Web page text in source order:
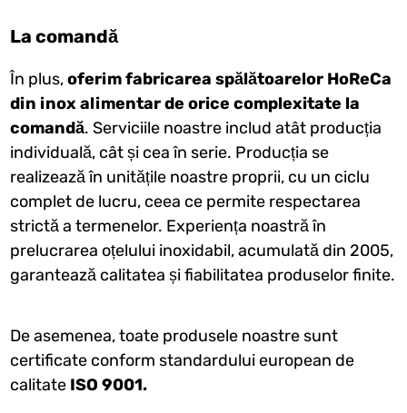
La comandă
În plus,oferim fabricarea spălătoarelor HoReCa
din inox alimentar de orice complexitate la
comandă. Serviciile noastre includ atât producția
individuală, cât și cea în serie. Producția se
realizează în unitățile noastre proprii, cu un ciclu
complet de lucru, ceea ce permite respectarea
strictă a termenelor. Experiența noastră în
prelucrarea oțelului inoxidabil, acumulată din 2005,
garantează calitatea și fiabilitatea produselor finite.
De asemenea, toate produsele noastre sunt
certificate conform standardului european de
calitate ISO 9001.